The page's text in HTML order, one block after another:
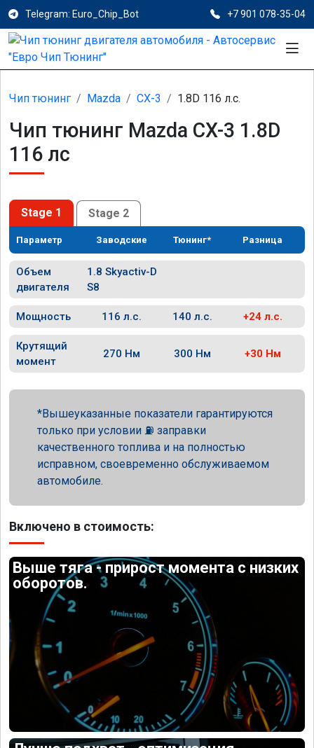
Telegram: Euro_Chip_Bot +7 901 078-35-04
Чип тюнинг Mazda CX-3 1.8D 116 л.с.
Чип тюнинг Mazda CX-3 1.8D
116 лс
Stage 1 Stage 2
Параметр Заводские Тюнинг* Разница
Объем
двигателя
1.8 Skyactiv-D
S8
Мощность 116 л.с. 140 л.с. +24 л.с.
Крутящий
момент
270 Нм 300 Нм +30 Нм
Вышеуказанные показатели гарантируются
только при условии ⛽ заправки
качественного топлива и на полностью
исправном, своевременно обслуживаемом
автомобиле.
Включено в стоимость:
Выше тяга - прирост момента с низких
оборотов.